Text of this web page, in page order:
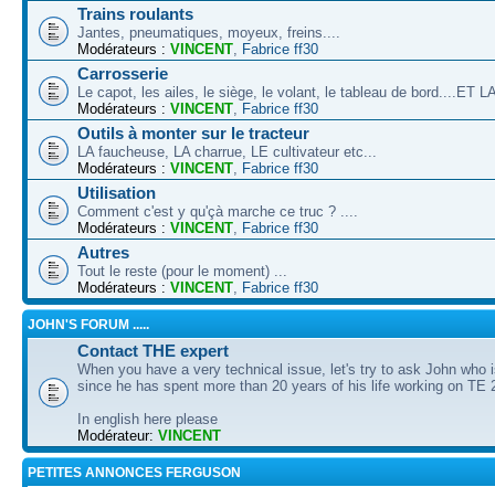
Trains roulants
Jantes, pneumatiques, moyeux, freins....
Modérateurs : VINCENT Fabrice ff30
Carrosserie
Le capot, les ailes, le siège, le volant, le tableau de bord....ET
Modérateurs : VINCENT Fabrice ff30
Outils à monter sur le tracteur
LA faucheuse, LA charrue, LE cultivateur etc...
Modérateurs : VINCENT Fabrice ff30
Utilisation
Comment c'est y qu'çà marche ce truc ? ....
Modérateurs : VINCENT Fabrice ff30
Autres
Tout le reste (pour le moment) ...
Modérateurs : VINCENT Fabrice ff30
JOHN'S FORUM .....
Contact THE expert
When you have a very technical issue, let's try to ask John who
since he has spent more than 20 years of his life working on TE
In english here please
Modérateur: VINCENT
PETITES ANNONCES FERGUSON